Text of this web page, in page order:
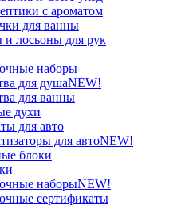
с ароматом
для ванны
лосьоны для рук
наборы
для душаNEW!
для ванны
духи
для авто
для автоNEW!
блоки
наборыNEW!
сертификаты